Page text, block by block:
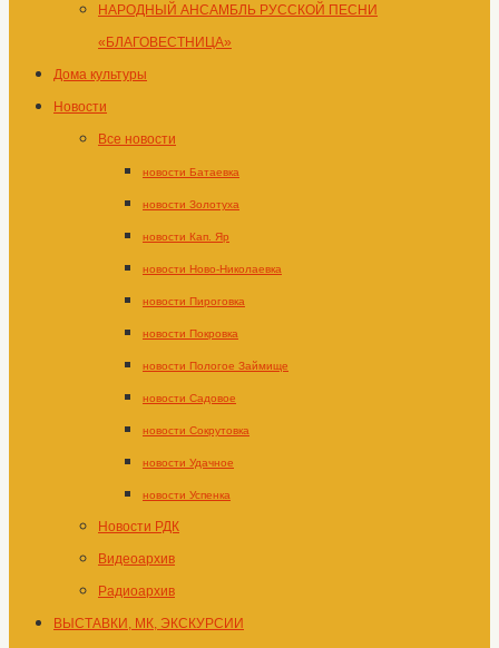
НАРОДНЫЙ АНСАМБЛЬ РУССКОЙ ПЕСНИ
«БЛАГОВЕСТНИЦА»
Дома культуры
Новости
Все новости
новости Батаевка
новости Золотуха
новости Кап. Яр
новости Ново-Николаевка
новости Пироговка
новости Покровка
новости Пологое Займище
новости Садовое
новости Сокрутовка
новости Удачное
новости Успенка
Новости РДК
Видеоархив
Радиоархив
ВЫСТАВКИ, МК, ЭКСКУРСИИ